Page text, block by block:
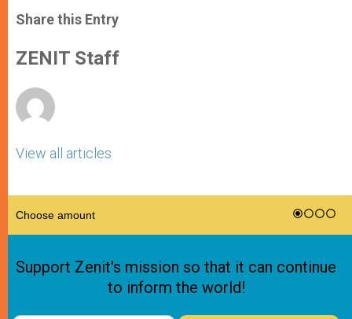
t
s
p
p
s
e
g
e
e
b
o
k
Share this Entry
ZENIT Staff
View all articles